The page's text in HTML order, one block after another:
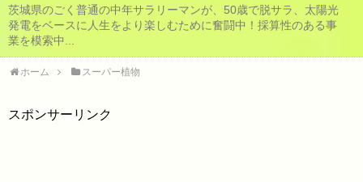
茨城県のごく普通の中年サラリーマンが、50歳で脱サラ、太陽光
発電をベースに人生をより楽しむために奮闘中！採算性のある事
業を模索中...
ホーム スーパー植物
スポンサーリンク